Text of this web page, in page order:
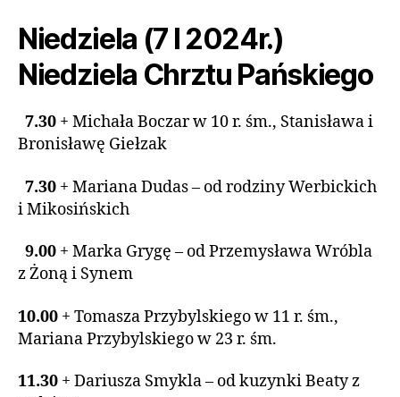
Niedziela (7 I 2024r.)
Niedziela Chrztu Pańskiego
7.30 + Michała Boczar w 10 r. śm., Stanisława i
Bronisławę Giełzak
7.30 + Mariana Dudas – od rodziny Werbickich
i Mikosińskich
9.00 + Marka Grygę – od Przemysława Wróbla
z Żoną i Synem
10.00 + Tomasza Przybylskiego w 11 r. śm.,
Mariana Przybylskiego w 23 r. śm.
11.30 + Dariusza Smykla – od kuzynki Beaty z